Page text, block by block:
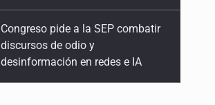
Congreso pide a la SEP combatir
discursos de odio y
desinformación en redes e IA